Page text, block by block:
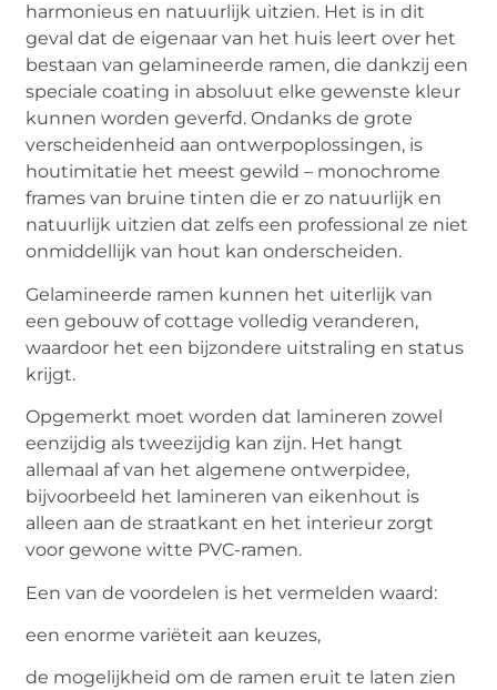
harmonieus en natuurlijk uitzien. Het is in dit
geval dat de eigenaar van het huis leert over het
bestaan ​​van gelamineerde ramen, die dankzij een
speciale coating in absoluut elke gewenste kleur
kunnen worden geverfd. Ondanks de grote
verscheidenheid aan ontwerpoplossingen, is
houtimitatie het meest gewild – monochrome
frames van bruine tinten die er zo natuurlijk en
natuurlijk uitzien dat zelfs een professional ze niet
onmiddellijk van hout kan onderscheiden.
Gelamineerde ramen kunnen het uiterlijk van
een gebouw of cottage volledig veranderen,
waardoor het een bijzondere uitstraling en status
krijgt.
Opgemerkt moet worden dat lamineren zowel
eenzijdig als tweezijdig kan zijn. Het hangt
allemaal af van het algemene ontwerpidee,
bijvoorbeeld het lamineren van eikenhout is
alleen aan de straatkant en het interieur zorgt
voor gewone witte PVC-ramen.
Een van de voordelen is het vermelden waard:
een enorme variëteit aan keuzes,
de mogelijkheid om de ramen eruit te laten zien